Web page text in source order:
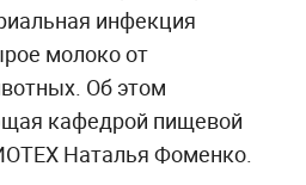
инфекция
молоко от
Об этом
кафедрой пищевой
Наталья Фоменко.